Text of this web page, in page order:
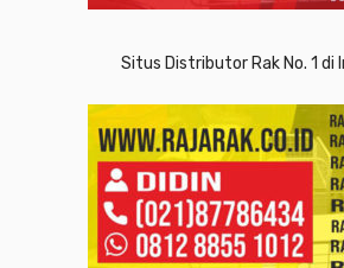
Situs Distributor Rak No. 1 di